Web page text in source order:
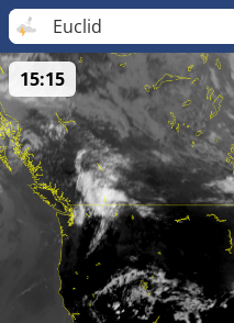
Euclid
15:15